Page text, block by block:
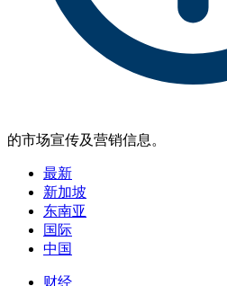
的市场宣传及营销信息。
最新
新加坡
东南亚
国际
中国
财经